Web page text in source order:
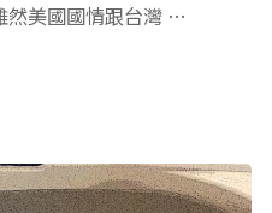
然美國國情跟台灣 …